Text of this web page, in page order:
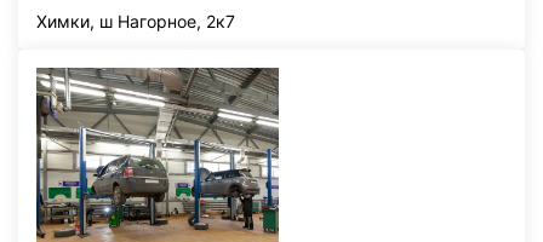
Химки, ш Нагорное, 2к7